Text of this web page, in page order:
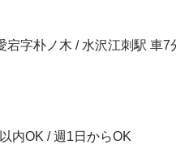
宕字朴ノ木 / 水沢江刺駅 車7
内OK / 週1日からOK